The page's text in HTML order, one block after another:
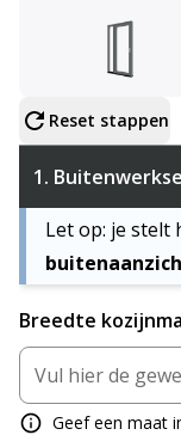
Reset stappen
1.
Let op: je stelt
Breedte
Geef een maat